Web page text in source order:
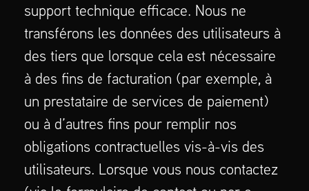
support technique efficace. Nous ne
transférons les données des utilisateurs à
des tiers que lorsque cela est nécessaire
à des fins de facturation (par exemple, à
un prestataire de services de paiement)
ou à d’autres fins pour remplir nos
obligations contractuelles vis-à-vis des
utilisateurs. Lorsque vous nous contactez